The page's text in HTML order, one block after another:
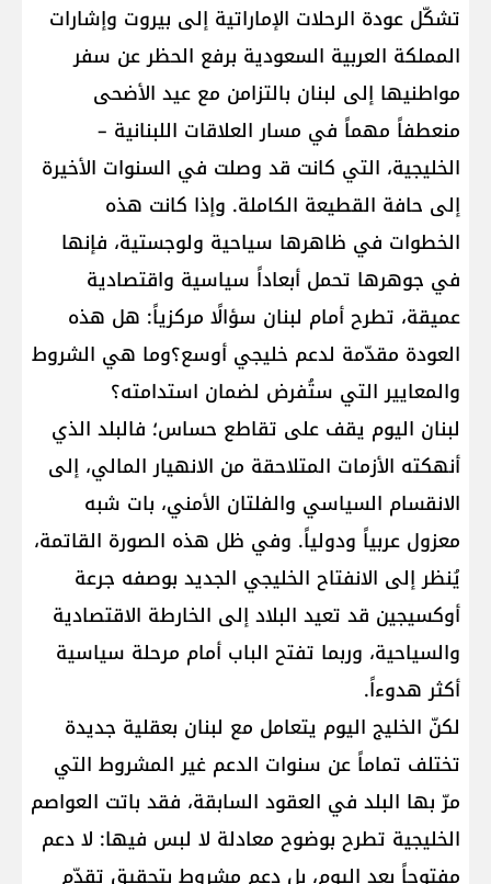
تشكّل عودة الرحلات الإماراتية إلى بيروت وإشارات
المملكة العربية السعودية برفع الحظر عن سفر
مواطنيها إلى لبنان بالتزامن مع عيد الأضحى
منعطفاً مهماً في مسار العلاقات اللبنانية –
الخليجية، التي كانت قد وصلت في السنوات الأخيرة
إلى حافة القطيعة الكاملة. وإذا كانت هذه
الخطوات في ظاهرها سياحية ولوجستية، فإنها
في جوهرها تحمل أبعاداً سياسية واقتصادية
عميقة، تطرح أمام لبنان سؤالًا مركزياً: هل هذه
العودة مقدّمة لدعم خليجي أوسع؟وما هي الشروط
والمعايير التي ستُفرض لضمان استدامته؟
لبنان اليوم يقف على تقاطع حساس؛ فالبلد الذي
أنهكته الأزمات المتلاحقة من الانهيار المالي، إلى
الانقسام السياسي والفلتان الأمني، بات شبه
معزول عربياً ودولياً. وفي ظل هذه الصورة القاتمة،
يُنظر إلى الانفتاح الخليجي الجديد بوصفه جرعة
أوكسيجين قد تعيد البلاد إلى الخارطة الاقتصادية
والسياحية، وربما تفتح الباب أمام مرحلة سياسية
أكثر هدوءاً.
لكنّ الخليج اليوم يتعامل مع لبنان بعقلية جديدة
تختلف تماماً عن سنوات الدعم غير المشروط التي
مرّ بها البلد في العقود السابقة، فقد باتت العواصم
الخليجية تطرح بوضوح معادلة لا لبس فيها: لا دعم
مفتوحاً بعد اليوم، بل دعم مشروط بتحقيق تقدّم